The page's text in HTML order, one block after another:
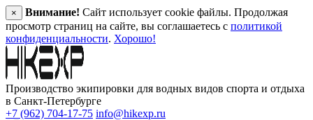
× Внимание! Сайт использует cookie файлы. Продолжая
просмотр страниц на сайте, вы соглашаетесь с политикой
конфиденциальности. Хорошо!
Производство экипировки для водных видов спорта и отдыха
в Санкт‑Петербурге
+7 (962) 704-17-75 info@hikexp.ru